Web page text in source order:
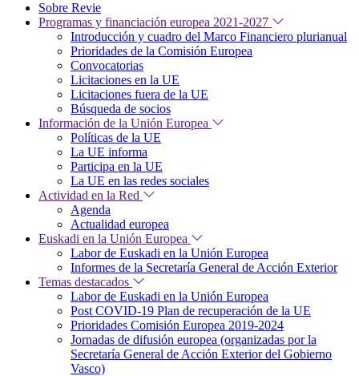
Sobre Revie
Programas y financiación europea 2021-2027
Introducción y cuadro del Marco Financiero plurianual
Prioridades de la Comisión Europea
Convocatorias
Licitaciones en la UE
Licitaciones fuera de la UE
Búsqueda de socios
Información de la Unión Europea
Políticas de la UE
La UE informa
Participa en la UE
La UE en las redes sociales
Actividad en la Red
Agenda
Actualidad europea
Euskadi en la Unión Europea
Labor de Euskadi en la Unión Europea
Informes de la Secretaría General de Acción Exterior
Temas destacados
Labor de Euskadi en la Unión Europea
Post COVID-19 Plan de recuperación de la UE
Prioridades Comisión Europea 2019-2024
Jornadas de difusión europea (organizadas por la
Secretaría General de Acción Exterior del Gobierno
Vasco)